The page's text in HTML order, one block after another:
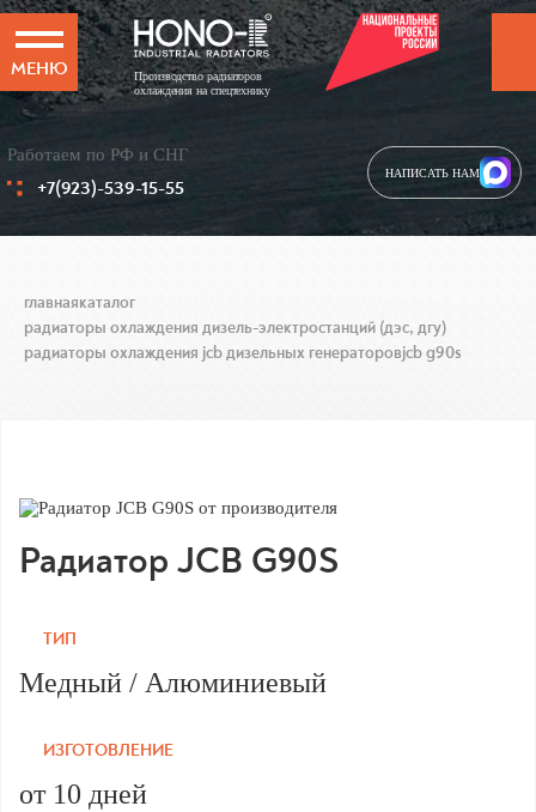
МЕНЮ
Производство радиаторов
охлаждения на спецтехнику
НАПИСАТЬ НАМ
Работаем по РФ и СНГ
+7(923)-539-15-55
главнаякаталог
радиаторы охлаждения дизель-электростанций (дэс, дгу)
радиаторы охлаждения jcb дизельных генераторовjcb g90s
Радиатор JCB G90S
ТИП
Медный / Алюминиевый
ИЗГОТОВЛЕНИЕ
от 10 дней